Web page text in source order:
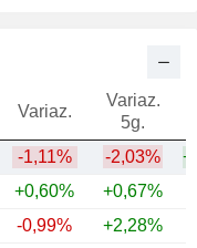
Variaz.
Variaz.
5g.
-1,11% -2,03%
+0,60% +0,67%
-0,99% +2,28%